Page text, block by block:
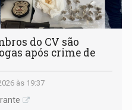
do CV são
após crime de
às 19:37